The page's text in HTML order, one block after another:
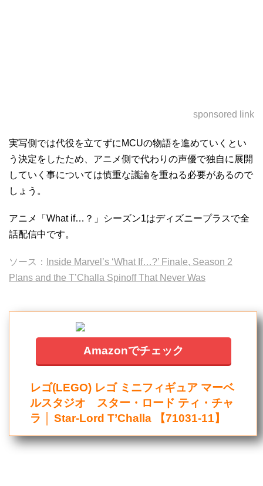
sponsored link
実写側では代役を立てずにMCUの物語を進めていくとい
う決定をしたため、アニメ側で代わりの声優で独自に展開
していく事については慎重な議論を重ねる必要があるので
しょう。
アニメ「What if…？」シーズン1はディズニープラスで全
話配信中です。
ソース：
Inside Marvel’s ‘What If…?’ Finale, Season 2
Plans and the T’Challa Spinoff That Never Was
Amazonでチェック
レゴ(LEGO) レゴ ミニフィギュア マーベ
ルスタジオ スター・ロード ティ・チャ
ラ │ Star-Lord T’Challa 【71031-11】